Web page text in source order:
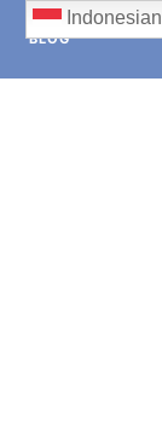
BLOG
Indonesian